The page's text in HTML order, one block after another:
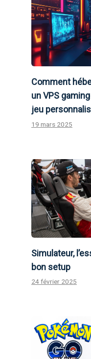
Comment
un VPS
jeu
19 mars 2025
Simulateur,
bon setup
24 février 2025